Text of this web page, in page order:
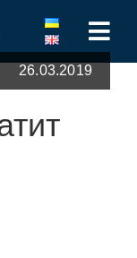
26.03.2019